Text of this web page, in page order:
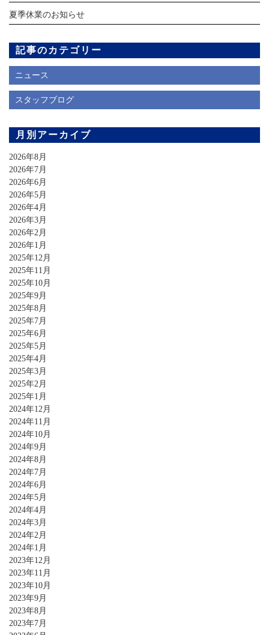
夏季休業のお知らせ
記事のカテゴリー
ニュース
スタッフブログ
月別アーカイブ
2026年8月
2026年7月
2026年6月
2026年5月
2026年4月
2026年3月
2026年2月
2026年1月
2025年12月
2025年11月
2025年10月
2025年9月
2025年8月
2025年7月
2025年6月
2025年5月
2025年4月
2025年3月
2025年2月
2025年1月
2024年12月
2024年11月
2024年10月
2024年9月
2024年8月
2024年7月
2024年6月
2024年5月
2024年4月
2024年3月
2024年2月
2024年1月
2023年12月
2023年11月
2023年10月
2023年9月
2023年8月
2023年7月